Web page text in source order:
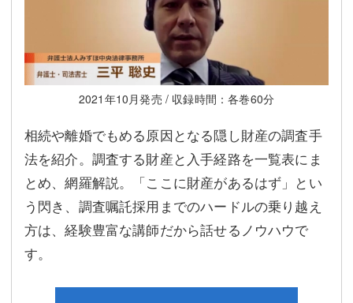
2021年10月発売 / 収録時間：各巻60分
相続や離婚でもめる原因となる隠し財産の調査手
法を紹介。調査する財産と入手経路を一覧表にま
とめ、網羅解説。「ここに財産があるはず」とい
う閃き、調査嘱託採用までのハードルの乗り越え
方は、経験豊富な講師だから話せるノウハウで
す。